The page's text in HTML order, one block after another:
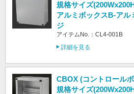
規格サイズ
アルミボックスB-アル
ジ
アイテムNo.：CL4-001B
詳細を見る
CBOX (コントロール
規格サイズ